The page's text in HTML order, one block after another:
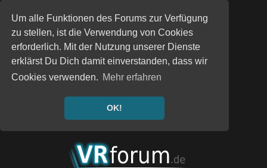
Um alle Funktionen des Forums zur Verfügung
zu stellen, ist die Verwendung von Cookies
erforderlich. Mit der Nutzung unserer Dienste
erklärst Du Dich damit einverstanden, dass wir
Cookies verwenden. Mehr erfahren
OK!